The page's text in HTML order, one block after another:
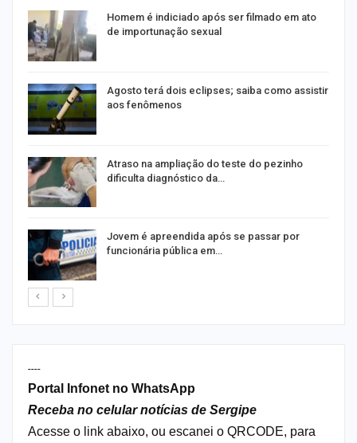
Homem é indiciado após ser filmado em ato
de importunação sexual
Agosto terá dois eclipses; saiba como assistir
aos fenômenos
Atraso na ampliação do teste do pezinho
dificulta diagnóstico da…
Jovem é apreendida após se passar por
funcionária pública em…
----
Portal Infonet no WhatsApp
Receba no celular notícias de Sergipe
Acesse o link abaixo, ou escanei o QRCODE, para